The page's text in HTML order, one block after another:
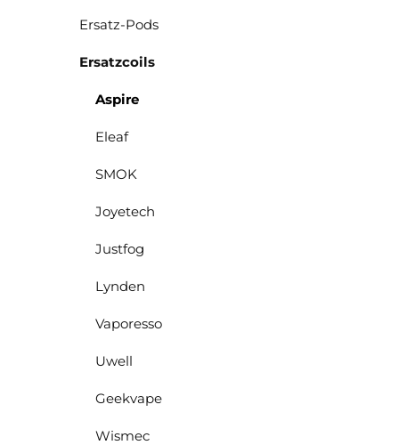
Ersatz-Pods
Ersatzcoils
Aspire
Eleaf
SMOK
Joyetech
Justfog
Lynden
Vaporesso
Uwell
Geekvape
Wismec